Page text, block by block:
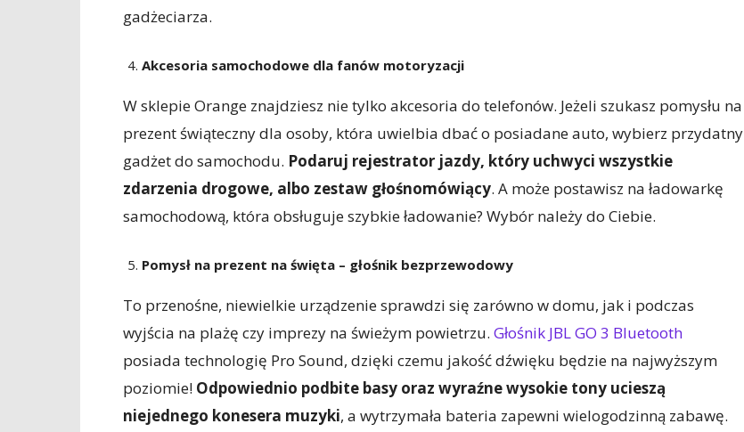
gadżeciarza.
Akcesoria samochodowe dla fanów motoryzacji
W sklepie Orange znajdziesz nie tylko akcesoria do telefonów. Jeżeli szukasz pomysłu na
prezent świąteczny dla osoby, która uwielbia dbać o posiadane auto, wybierz przydatny
gadżet do samochodu. Podaruj rejestrator jazdy, który uchwyci wszystkie
zdarzenia drogowe, albo zestaw głośnomówiący. A może postawisz na ładowarkę
samochodową, która obsługuje szybkie ładowanie? Wybór należy do Ciebie.
Pomysł na prezent na święta – głośnik bezprzewodowy
To przenośne, niewielkie urządzenie sprawdzi się zarówno w domu, jak i podczas
wyjścia na plażę czy imprezy na świeżym powietrzu. Głośnik JBL GO 3 Bluetooth
posiada technologię Pro Sound, dzięki czemu jakość dźwięku będzie na najwyższym
poziomie! Odpowiednio podbite basy oraz wyraźne wysokie tony ucieszą
niejednego konesera muzyki, a wytrzymała bateria zapewni wielogodzinną zabawę.